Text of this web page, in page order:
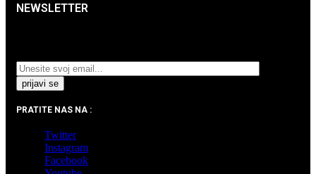
NEWSLETTER
PRATITE NAS NA :
Twitter
Instagram
Facebook